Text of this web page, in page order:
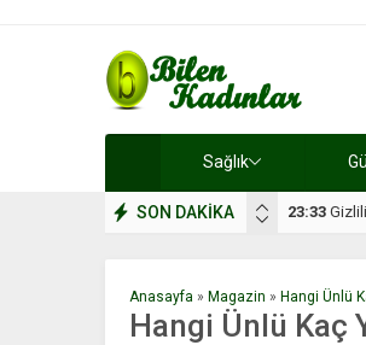
Sağlık
SON DAKİKA 17:08
Anasayfa » Magazin » Hangi Ünlü
Hangi Ünlü Kaç